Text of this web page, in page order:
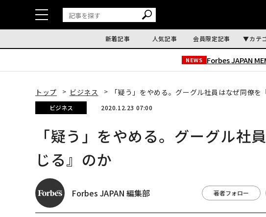
新着記事 人気記事 会員限定記事 カテ
NEWS Forbes JAPAN
トップ ビジネス 「疑う」をやめる。グーグル社員はなぜ同僚を
ビジネス 2020.12.23 07:00
「疑う」をやめる。グーグル社
じる』のか
Forbes JAPAN 編集部 著者フォロー